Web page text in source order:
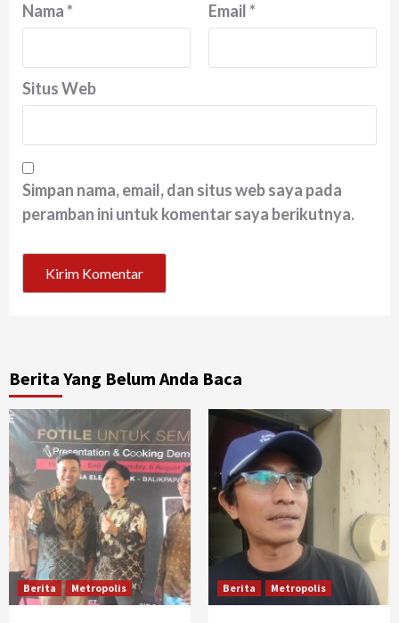
Nama* Email*
Situs Web
Simpan nama, email, dan situs web saya pada
peramban ini untuk komentar saya berikutnya.
Berita Yang Belum Anda Baca
Berita Metropolis Berita Metropolis